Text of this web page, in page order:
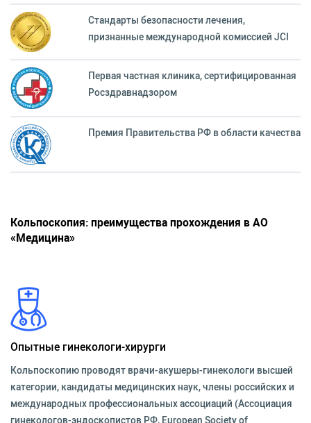
Стандарты безопасности лечения,
признанные международной комиссией JCI
Первая частная клиника, сертифицированная
Росздравнадзором
Премия Правительства РФ в области качества
Кольпоскопия: преимущества прохождения в АО
«Медицина»
Опытные гинекологи-хирурги
Кольпоскопию проводят врачи-акушеры-гинекологи высшей
категории, кандидаты медицинских наук, члены российских и
международных профессиональных ассоциаций (Ассоциация
гинекологов-эндоскопистов РФ, European Society of